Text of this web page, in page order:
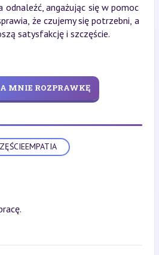
odnaleźć, angażując się w pomoc
że czujemy się potrzebni, a
satysfakcję i szczęście.
MNIE ROZPRAWKĘ